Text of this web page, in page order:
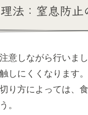
法：窒息防止
意しながら行いま
しにくくなります
り方によっては、
。